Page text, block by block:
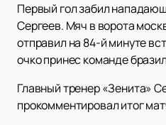
Первый гол забил
Сергеев. Мяч в ворота
отправил на 84-й минуте
очко принес команде
Главный тренер «Зенита»
прокомментировал итог